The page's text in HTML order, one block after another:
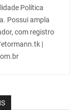
Política
Possui ampla
com registro
|